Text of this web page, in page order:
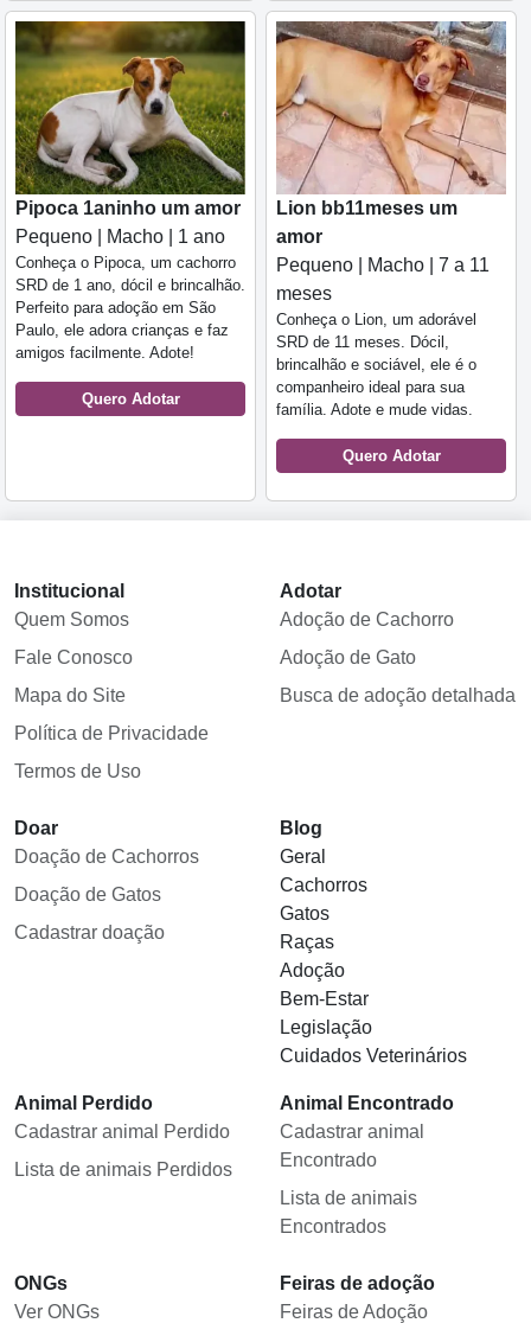
Pipoca 1aninho um amor
Pequeno | Macho | 1 ano
Conheça o Pipoca, um cachorro
SRD de 1 ano, dócil e brincalhão.
Perfeito para adoção em São
Paulo, ele adora crianças e faz
amigos facilmente. Adote!
Quero Adotar
Lion bb11meses um
amor
Pequeno | Macho | 7 a 11
meses
Conheça o Lion, um adorável
SRD de 11 meses. Dócil,
brincalhão e sociável, ele é o
companheiro ideal para sua
família. Adote e mude vidas.
Quero Adotar
Institucional
Quem Somos
Fale Conosco
Mapa do Site
Política de Privacidade
Termos de Uso
Adotar
Adoção de Cachorro
Adoção de Gato
Busca de adoção detalhada
Doar
Doação de Cachorros
Doação de Gatos
Cadastrar doação
Blog
Geral
Cachorros
Gatos
Raças
Adoção
Bem-Estar
Legislação
Cuidados Veterinários
Animal Perdido
Cadastrar animal Perdido
Lista de animais Perdidos
Animal Encontrado
Cadastrar animal
Encontrado
Lista de animais
Encontrados
ONGs
Ver ONGs
Feiras de adoção
Feiras de Adoção